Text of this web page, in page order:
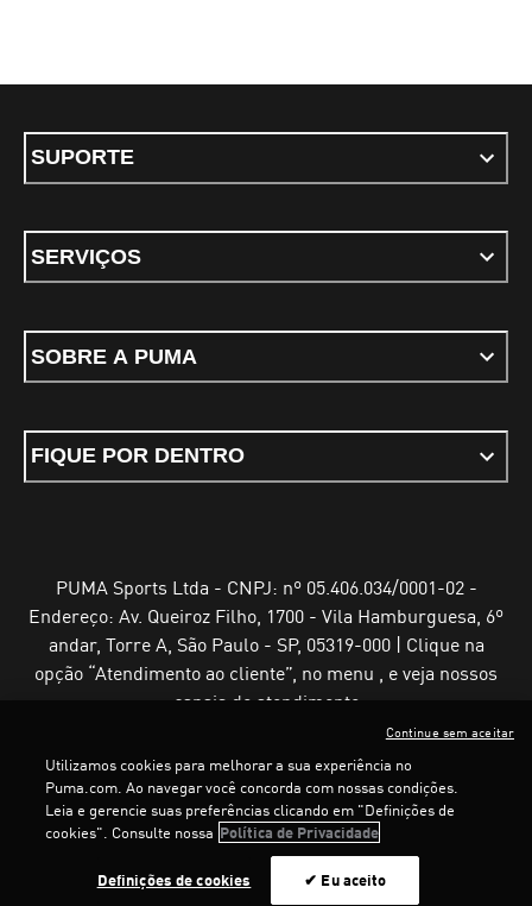
LOADING...
SUPORTE
SERVIÇOS
SOBRE A PUMA
FIQUE POR DENTRO
PUMA Sports Ltda - CNPJ: nº 05.406.034/0001-02 -
Endereço: Av. Queiroz Filho, 1700 - Vila Hamburguesa, 6º
andar, Torre A, São Paulo - SP, 05319-000 | Clique na
opção “Atendimento ao cliente”, no menu , e veja nossos
canais de atendimento
Termos e Condições de UsoPolítica de Privacidade
Configurador de cookies
PUMA, 2025. Todos os direitos reservados
Utilizamos cookies para melhorar a sua experiência no
Puma.com. Ao navegar você concorda com nossas condições.
Leia e gerencie suas preferências clicando em "Definições de
cookies". Consulte nossa Política de Privacidade
Definições de cookies ✔ Eu aceito
Continue sem aceitar